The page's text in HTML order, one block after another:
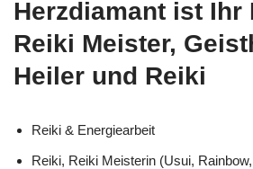
Herzdiamant ist Ihr
Reiki Meister,
Heiler und Reiki
Reiki & Energiearbeit
Reiki, Reiki Meisterin (Usui,